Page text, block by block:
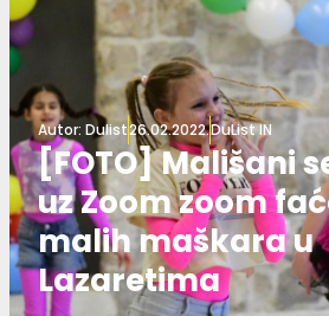
Autor: Dulist26.02.2022.DuList IN
[FOTO] Mališani
uz Zoom zoom
malih maškara u
Lazaretima